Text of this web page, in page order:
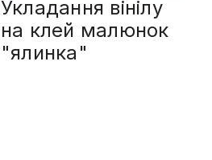
Укладання вінілу
на клей малюнок
"ялинка"